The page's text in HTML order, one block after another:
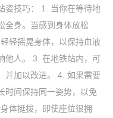
姿技巧： 1. 当你在等待地
全身。当感到身体放松
轻摇晃身体，以保持血液
他人。 3. 在地铁站内，可
并加以改进。 4. 如果需要
时间保持同一姿势，以免
体挺拔，即使座位很拥